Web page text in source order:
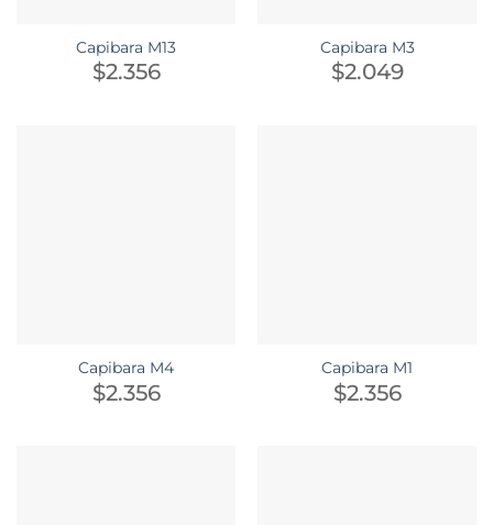
Capibara M13
$2.356
Capibara M3
$2.049
Capibara M4
$2.356
Capibara M1
$2.356